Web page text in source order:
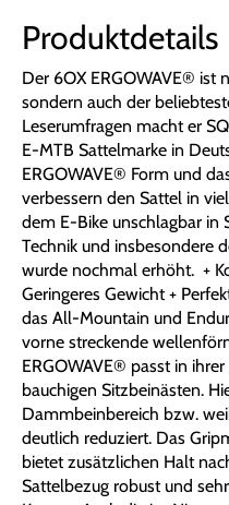
Produktdetails
Der 6OX ERGOWAVE® ist
sondern auch der
Leserumfragen macht er
E-MTB Sattelmarke in
ERGOWAVE® Form und
verbessern den Sattel in
dem E-Bike unschlagbar in
Technik und insbesondere
wurde nochmal erhöht. +
Geringeres Gewicht +
das All-Mountain und
vorne streckende
ERGOWAVE® passt in
bauchigen Sitzbeinästen.
Dammbeinbereich bzw.
deutlich reduziert. Das
bietet zusätzlichen Halt
Sattelbezug robust und